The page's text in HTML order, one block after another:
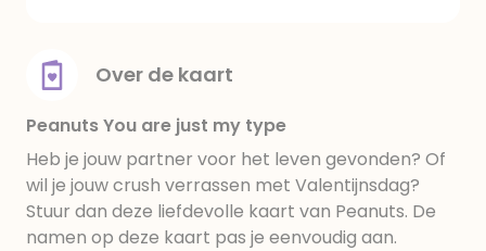
Over de kaart
Peanuts You are just my type
Heb je jouw partner voor het leven gevonden? Of
wil je jouw crush verrassen met Valentijnsdag?
Stuur dan deze liefdevolle kaart van Peanuts. De
namen op deze kaart pas je eenvoudig aan.